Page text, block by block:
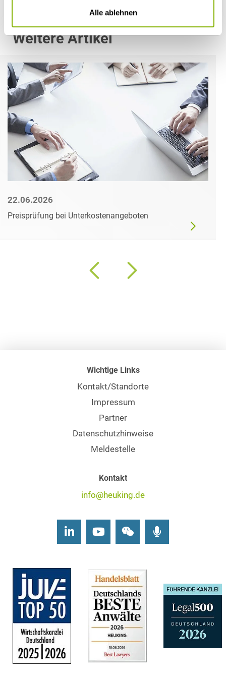
Alle ablehnen
Weitere Artikel
22.06.2026
Preisprüfung bei Unterkostenangeboten
Wichtige Links
Kontakt/Standorte
Impressum
Partner
Datenschutzhinweise
Meldestelle
Kontakt
info@heuking.de
LinkedInYoutubeWechat